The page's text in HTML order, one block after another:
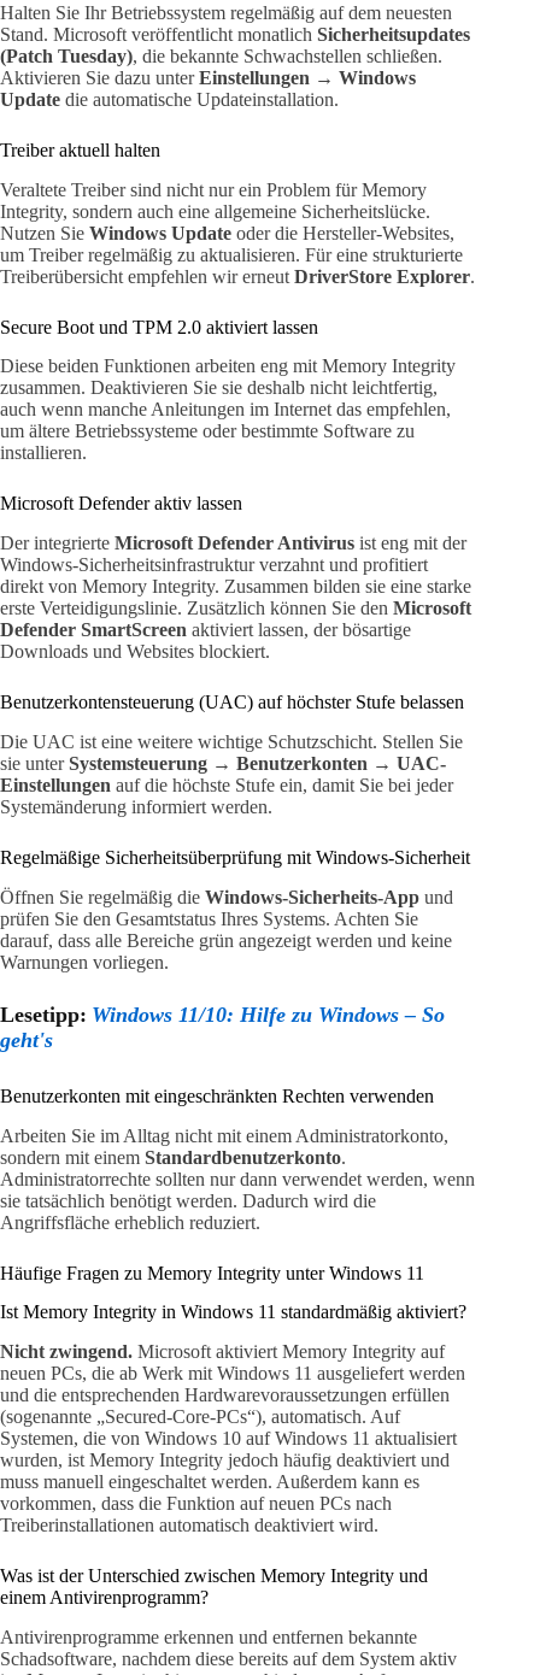
Halten Sie Ihr Betriebssystem regelmäßig auf dem neuesten
Stand. Microsoft veröffentlicht monatlich Sicherheitsupdates
(Patch Tuesday), die bekannte Schwachstellen schließen.
Aktivieren Sie dazu unterEinstellungen → Windows
Update die automatische Updateinstallation.
Treiber aktuell halten
Veraltete Treiber sind nicht nur ein Problem für Memory
Integrity, sondern auch eine allgemeine Sicherheitslücke.
Nutzen Sie Windows Update oder die Hersteller-Websites,
um Treiber regelmäßig zu aktualisieren. Für eine strukturierte
Treiberübersicht empfehlen wir erneut DriverStore Explorer.
Secure Boot und TPM 2.0 aktiviert lassen
Diese beiden Funktionen arbeiten eng mit Memory Integrity
zusammen. Deaktivieren Sie sie deshalb nicht leichtfertig,
auch wenn manche Anleitungen im Internet das empfehlen,
um ältere Betriebssysteme oder bestimmte Software zu
installieren.
Microsoft Defender aktiv lassen
Der integrierte Microsoft Defender Antivirus ist eng mit der
Windows-Sicherheitsinfrastruktur verzahnt und profitiert
direkt von Memory Integrity. Zusammen bilden sie eine starke
erste Verteidigungslinie. Zusätzlich können Sie den Microsoft
Defender SmartScreen aktiviert lassen, der bösartige
Downloads und Websites blockiert.
Benutzerkontensteuerung (UAC) auf höchster Stufe belassen
Die UAC ist eine weitere wichtige Schutzschicht. Stellen Sie
sie unterSystemsteuerung → Benutzerkonten → UAC-
Einstellungen auf die höchste Stufe ein, damit Sie bei jeder
Systemänderung informiert werden.
Regelmäßige Sicherheitsüberprüfung mit Windows-Sicherheit
Öffnen Sie regelmäßig die Windows-Sicherheits-App und
prüfen Sie den Gesamtstatus Ihres Systems. Achten Sie
darauf, dass alle Bereiche grün angezeigt werden und keine
Warnungen vorliegen.
Lesetipp: Windows 11/10: Hilfe zu Windows – So
geht's
Benutzerkonten mit eingeschränkten Rechten verwenden
Arbeiten Sie im Alltag nicht mit einem Administratorkonto,
sondern mit einem Standardbenutzerkonto.
Administratorrechte sollten nur dann verwendet werden, wenn
sie tatsächlich benötigt werden. Dadurch wird die
Angriffsfläche erheblich reduziert.
Häufige Fragen zu Memory Integrity unter Windows 11
Ist Memory Integrity in Windows 11 standardmäßig aktiviert?
Nicht zwingend. Microsoft aktiviert Memory Integrity auf
neuen PCs, die ab Werk mit Windows 11 ausgeliefert werden
und die entsprechenden Hardwarevoraussetzungen erfüllen
(sogenannte „Secured-Core-PCs“), automatisch. Auf
Systemen, die von Windows 10 auf Windows 11 aktualisiert
wurden, ist Memory Integrity jedoch häufig deaktiviert und
muss manuell eingeschaltet werden. Außerdem kann es
vorkommen, dass die Funktion auf neuen PCs nach
Treiberinstallationen automatisch deaktiviert wird.
Was ist der Unterschied zwischen Memory Integrity und
einem Antivirenprogramm?
Antivirenprogramme erkennen und entfernen bekannte
Schadsoftware, nachdem diese bereits auf dem System aktiv